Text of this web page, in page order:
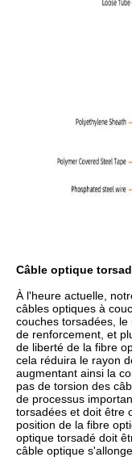
Câble optique
À l'heure actuelle,
câbles optiques à
couches torsadées,
de renforcement, et
de liberté de la fibre
cela réduira le rayon
augmentant ainsi la
pas de torsion des
de processus
torsadées et doit être
position de la fibre
optique torsadé doit
câble optique